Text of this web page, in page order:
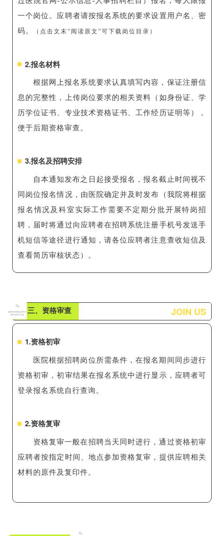
一个岗位。应聘者请按报名系统的要求设置用户名、密
码。
（点击文末“阅读原文”可下载岗位目录）
2.报名材料
根据网上报名系统要求认真填写内容，保证注册信
息的完整性，上传岗位要求的相关资料（如身份证、学
历学位证书、专业技术资格证书、工作经历证明等），
便于后期资格审查。
3.报名及招聘安排
自本通知发布之日起接受报名，报名截止时间视不
同岗位报名情况，由医院确定并及时发布（我院将根据
报名情况及科室实际工作需要不定期分批开展特岗招
聘，届时将通过向应聘者在招聘系统注册手机号发送手
机短信等途径进行通知，请各位应聘者注意查收短信及
查看简历审核状态）。
三、资格审查 JOIN US
1.资格初审
医院根据招聘岗位所需条件，在报名期间同步进行
资格初审，初审结果在报名系统中进行显示，应聘者可
登录报名系统自行查询。
2.资格复审
资格复审一般在招聘当天同时进行，通过资格初审
应聘者按指定时间、地点参加资格复审，提供应聘相关
材料的原件及复印件。